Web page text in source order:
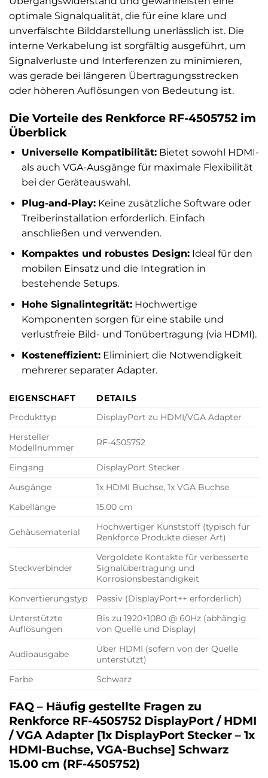
optimale Signalqualität, die für eine klare und
unverfälschte Bilddarstellung unerlässlich ist. Die
interne Verkabelung ist sorgfältig ausgeführt, um
Signalverluste und Interferenzen zu minimieren,
was gerade bei längeren Übertragungsstrecken
oder höheren Auflösungen von Bedeutung ist.
Die Vorteile des Renkforce RF-4505752 im
Überblick
Universelle Kompatibilität:Bietet sowohl HDMI-
als auch VGA-Ausgänge für maximale Flexibilität
bei der Geräteauswahl.
Plug-and-Play:Keine zusätzliche Software oder
Treiberinstallation erforderlich. Einfach
anschließen und verwenden.
Kompaktes und robustes Design:Ideal für den
mobilen Einsatz und die Integration in
bestehende Setups.
Hohe Signalintegrität:Hochwertige
Komponenten sorgen für eine stabile und
verlustfreie Bild- und Tonübertragung (via HDMI).
Kosteneffizient:Eliminiert die Notwendigkeit
mehrerer separater Adapter.
EIGENSCHAFT
DETAILS
Produkttyp
DisplayPort zu HDMI/VGA Adapter
Hersteller
Modellnummer
RF-4505752
Eingang
DisplayPort Stecker
Ausgänge
1x HDMI Buchse, 1x VGA Buchse
Kabellänge
15.00 cm
Gehäusematerial
Hochwertiger Kunststoff (typisch für
Renkforce Produkte dieser Art)
Steckverbinder
Vergoldete Kontakte für verbesserte
Signalübertragung und
Korrosionsbeständigkeit
Konvertierungstyp
Passiv (DisplayPort++ erforderlich)
Unterstützte
Auflösungen
Bis zu 1920×1080 @ 60Hz (abhängig
von Quelle und Display)
Audioausgabe
Über HDMI (sofern von der Quelle
unterstützt)
Farbe
Schwarz
FAQ – Häufig gestellte Fragen zu
Renkforce RF-4505752 DisplayPort / HDMI
/ VGA Adapter [1x DisplayPort Stecker – 1x
HDMI-Buchse, VGA-Buchse] Schwarz
15.00 cm (RF-4505752)